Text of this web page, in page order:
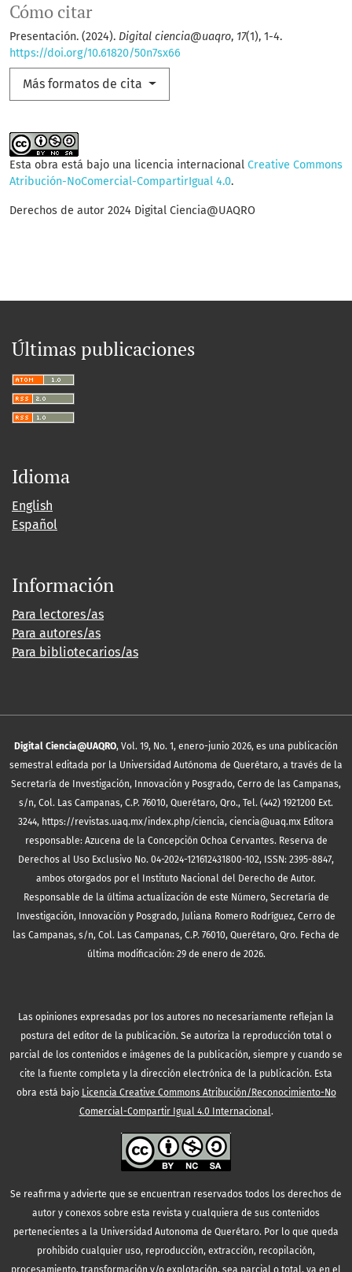
Cómo citar
Presentación. (2024). Digital ciencia@uaqro, 17(1), 1-4.
https://doi.org/10.61820/50n7sx66
Más formatos de cita
Esta obra está bajo una licencia internacional Creative Commons
Atribución-NoComercial-CompartirIgual 4.0.
Derechos de autor 2024 Digital Ciencia@UAQRO
Últimas publicaciones
Idioma
English
Español
Información
Para lectores/as
Para autores/as
Para bibliotecarios/as
Digital Ciencia@UAQRO, Vol. 19, No. 1, enero-junio 2026, es una publicación
semestral editada por la Universidad Autónoma de Querétaro, a través de la
Secretaría de Investigación, Innovación y Posgrado, Cerro de las Campanas,
s/n, Col. Las Campanas, C.P. 76010, Querétaro, Qro., Tel. (442) 1921200 Ext.
3244, https://revistas.uaq.mx/index.php/ciencia, ciencia@uaq.mx Editora
responsable: Azucena de la Concepción Ochoa Cervantes. Reserva de
Derechos al Uso Exclusivo No. 04-2024-121612431800-102, ISSN: 2395-8847,
ambos otorgados por el Instituto Nacional del Derecho de Autor.
Responsable de la última actualización de este Número, Secretaría de
Investigación, Innovación y Posgrado, Juliana Romero Rodríguez, Cerro de
las Campanas, s/n, Col. Las Campanas, C.P. 76010, Querétaro, Qro. Fecha de
última modificación: 29 de enero de 2026.
Las opiniones expresadas por los autores no necesariamente reflejan la
postura del editor de la publicación. Se autoriza la reproducción total o
parcial de los contenidos e imágenes de la publicación, siempre y cuando se
cite la fuente completa y la dirección electrónica de la publicación. Esta
obra está bajo Licencia Creative Commons Atribución/Reconocimiento-No
Comercial-Compartir Igual 4.0 Internacional.
Se reafirma y advierte que se encuentran reservados todos los derechos de
autor y conexos sobre esta revista y cualquiera de sus contenidos
pertenecientes a la Universidad Autonoma de Querétaro. Por lo que queda
prohibido cualquier uso, reproducción, extracción, recopilación,